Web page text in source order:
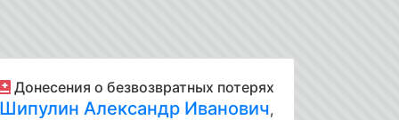
Донесения о безвозвратных потерях
Александр Иванович,